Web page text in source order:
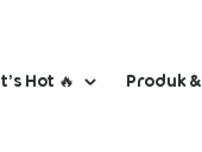
Hot 🔥 Produk